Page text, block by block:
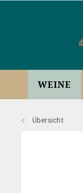
WEINE
Übersicht